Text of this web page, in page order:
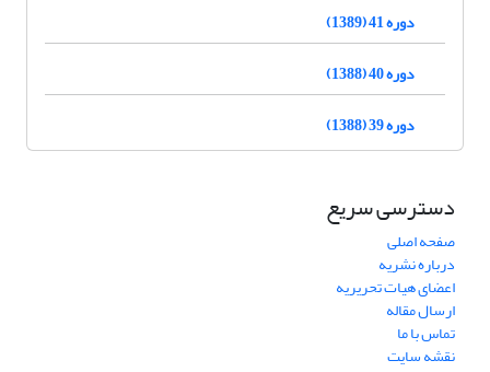
دوره 41 (1389)
دوره 40 (1388)
دوره 39 (1388)
دسترسی سریع
صفحه اصلی
درباره نشریه
اعضای هیات تحریریه
ارسال مقاله
تماس با ما
نقشه سایت